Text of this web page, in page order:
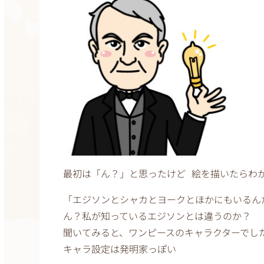
最初は「ん？」と思ったけど 絵を描いたらわ
「エジソンとシャカとヨークとほかにもいるん
ん？私が知っているエジソンとは違うのか？
聞いてみると、ワンピースのキャラクターでし
キャラ設定は発明家っぽい